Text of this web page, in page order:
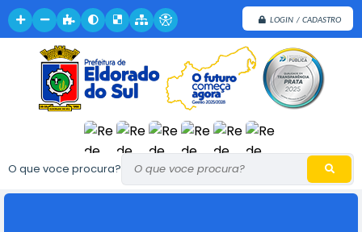
LOGIN / CADASTRO
O que voce procura?